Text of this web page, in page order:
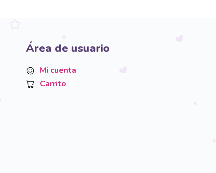
Área de usuario
Mi cuenta
Carrito